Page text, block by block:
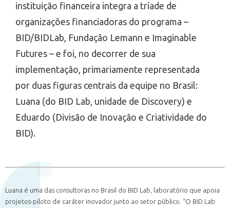
instituição financeira integra a tríade de
organizações financiadoras do programa –
BID/BIDLab, Fundação Lemann e Imaginable
Futures – e foi, no decorrer de sua
implementação, primariamente representada
por duas figuras centrais da equipe no Brasil:
Luana (do BID Lab, unidade de Discovery) e
Eduardo (Divisão de Inovação e Criatividade do
BID).
Luana é uma das consultoras no Brasil do BID Lab, laboratório que apoia
projetos-piloto de caráter inovador junto ao setor público. “O BID Lab